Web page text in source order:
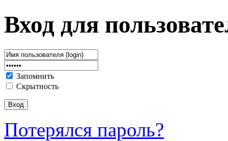
Вход для
Запомнить
Скрытность
Потерялся пароль?